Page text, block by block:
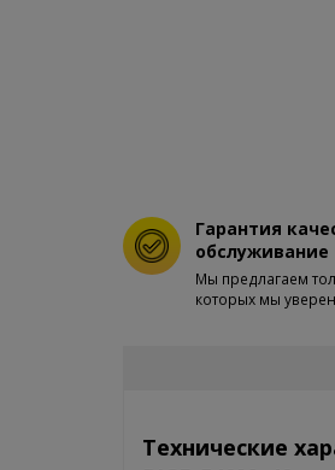
Гарантия
обслуживание
Мы предлагаем
которых мы
Технические